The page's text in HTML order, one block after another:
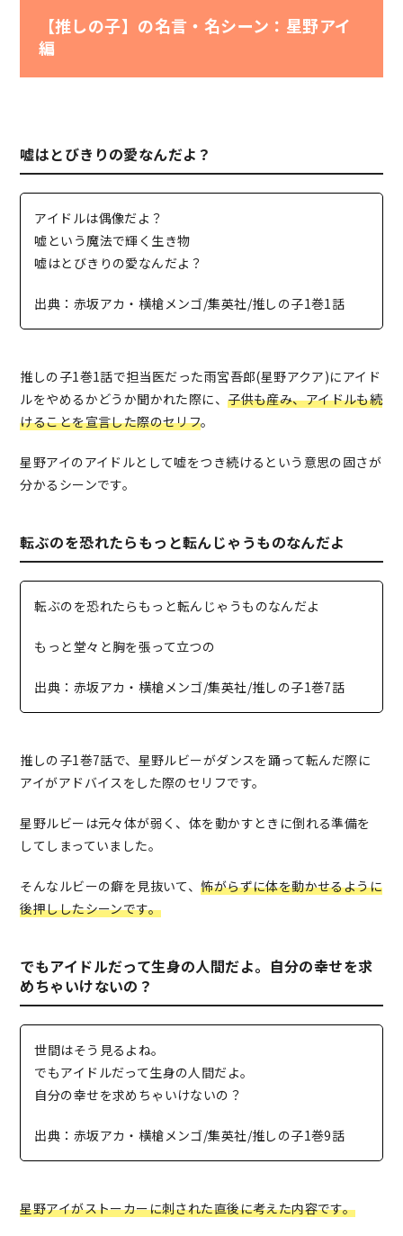
【推しの子】の名言・名シーン：星野アイ
編
嘘はとびきりの愛なんだよ？
アイドルは偶像だよ？
嘘という魔法で輝く生き物
嘘はとびきりの愛なんだよ？
出典：赤坂アカ・横槍メンゴ/集英社/推しの子1巻1話
推しの子1巻1話で担当医だった雨宮吾郎(星野アクア)にアイド
ルをやめるかどうか聞かれた際に、子供も産み、アイドルも続
けることを宣言した際のセリフ。
星野アイのアイドルとして嘘をつき続けるという意思の固さが
分かるシーンです。
転ぶのを恐れたらもっと転んじゃうものなんだよ
転ぶのを恐れたらもっと転んじゃうものなんだよ
もっと堂々と胸を張って立つの
出典：赤坂アカ・横槍メンゴ/集英社/推しの子1巻7話
推しの子1巻7話で、星野ルビーがダンスを踊って転んだ際に
アイがアドバイスをした際のセリフです。
星野ルビーは元々体が弱く、体を動かすときに倒れる準備を
してしまっていました。
そんなルビーの癖を見抜いて、怖がらずに体を動かせるように
後押ししたシーンです。
でもアイドルだって生身の人間だよ。自分の幸せを求
めちゃいけないの？
世間はそう見るよね。
でもアイドルだって生身の人間だよ。
自分の幸せを求めちゃいけないの？
出典：赤坂アカ・横槍メンゴ/集英社/推しの子1巻9話
星野アイがストーカーに刺された直後に考えた内容です。